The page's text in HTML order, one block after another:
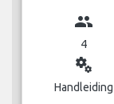
group
4
miscellaneous_services
Handleiding